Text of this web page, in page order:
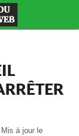
à jour le